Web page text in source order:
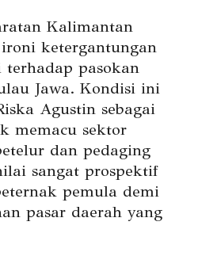
Kalimantan
ketergantungan
pasokan
Jawa. Kondisi ini
Agustin sebagai
memacu sektor
dan pedaging
sangat prospektif
pemula demi
pasar daerah yang